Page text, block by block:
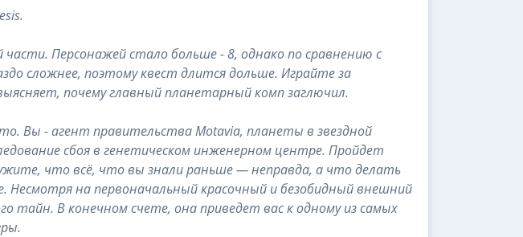
части. Персонажей стало больше - 8, однако по сравнению с
сложнее, поэтому квест длится дольше. Играйте за
почему главный планетарный комп заглючил.
Вы - агент правительства Motavia, планеты в звездной
сбоя в генетическом инженерном центре. Пройдет
что всё, что вы знали раньше — неправда, а что делать
на первоначальный красочный и безобидный внешний
тайн. В конечном счете, она приведет вас к одному из самых